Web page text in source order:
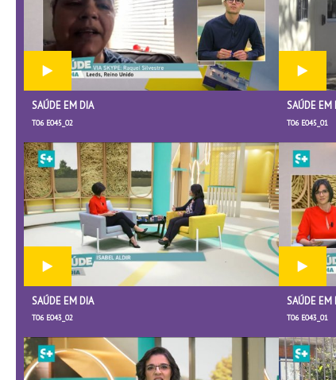
SAÚDE EM DIA
T06 E045_02
SAÚDE EM
T06 E045_01
SAÚDE EM DIA
T06 E043_02
SAÚDE EM
T06 E043_01